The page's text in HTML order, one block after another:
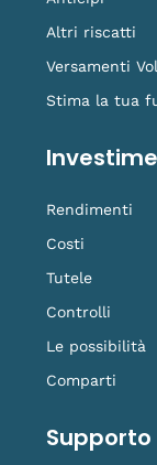
Altri riscatti
Versamenti
Stima la tua
Rendimenti
Costi
Tutele
Controlli
Le possibilità
Comparti
Supporto